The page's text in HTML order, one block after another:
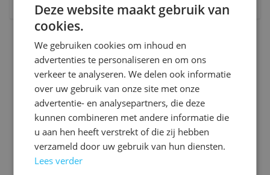
grijs
Accessoires - Grijs kopen?
Ben je op zoek naar Accessoires - Grijs? Dan slaag
je gegarandeerd bij Emob, jouw online
meubelwinkel. In ons enorme assortiment vind je
meer dan 10.000 prachtige meubels en sfeervolle
Deze website maakt gebruik van
cookies.
We gebruiken cookies om inhoud en
advertenties te personaliseren en om ons
verkeer te analyseren. We delen ook informatie
over uw gebruik van onze site met onze
advertentie- en analysepartners, die deze
kunnen combineren met andere informatie die
u aan hen heeft verstrekt of die zij hebben
verzameld door uw gebruik van hun diensten.
Lees verder